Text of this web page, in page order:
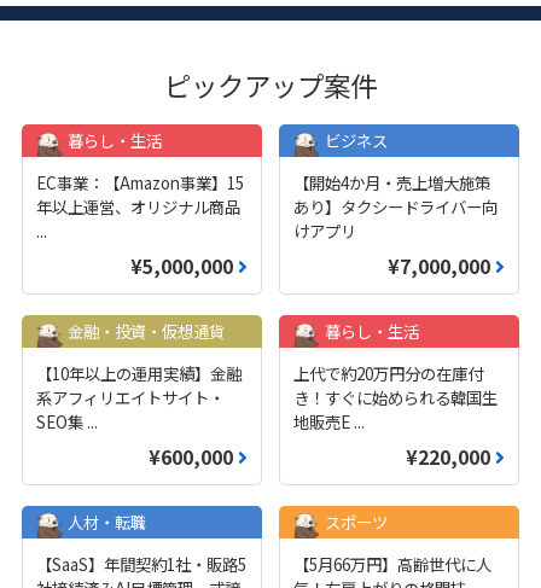
ピックアップ案件
暮らし・生活
EC事業：【Amazon事業】15
年以上運営、オリジナル商品
...
¥5,000,000
ビジネス
【開始4か月・売上増大施策
あり】タクシードライバー向
けアプリ
¥7,000,000
金融・投資・仮想通貨
【10年以上の運用実績】金融
系アフィリエイトサイト・
SEO集 ...
¥600,000
暮らし・生活
上代で約20万円分の在庫付
き！すぐに始められる韓国生
地販売E ...
¥220,000
人材・転職
【SaaS】年間契約1社・販路5
スポーツ
【5月66万円】高齢世代に人